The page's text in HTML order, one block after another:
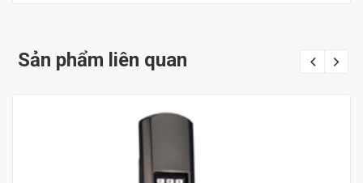
Sản phẩm liên quan